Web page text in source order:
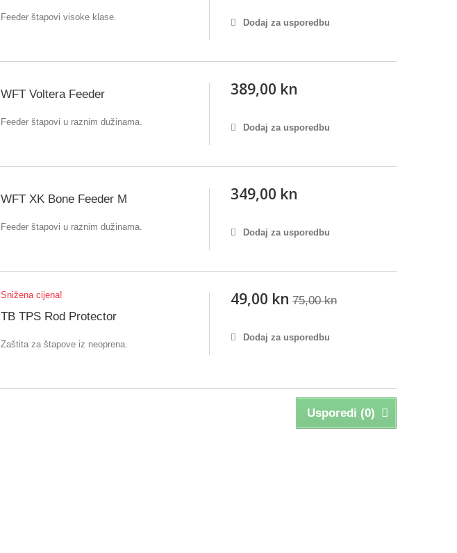
Feeder štapovi visoke klase.
Dodaj za usporedbu
WFT Voltera Feeder
Feeder štapovi u raznim dužinama.
389,00 kn
Dodaj za usporedbu
WFT XK Bone Feeder M
Feeder štapovi u raznim dužinama.
349,00 kn
Dodaj za usporedbu
Snižena cijena!
TB TPS Rod Protector
Zaštita za štapove iz neoprena.
49,00 kn 75,00 kn
Dodaj za usporedbu
Usporedi (0)